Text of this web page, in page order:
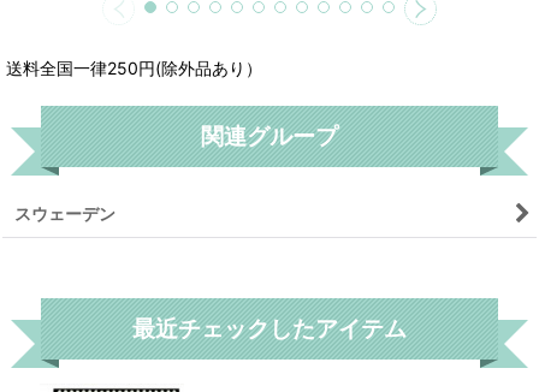
送料全国一律250円(除外品あり）
関連グループ
スウェーデン
最近チェックしたアイテム